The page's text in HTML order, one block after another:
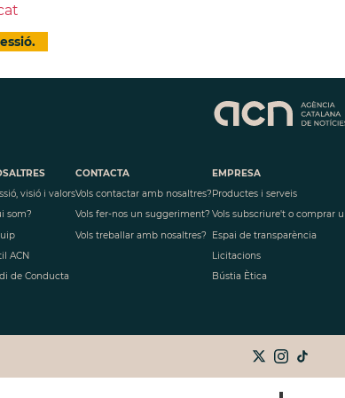
visió i valors
som?
ACN
de Conducta
CONTACTA
Vols contactar amb nosaltres?
Vols fer-nos un suggeriment?
Vols treballar amb nosaltres?
EMPRESA
Productes i serveis
Vols subscriure't o comprar
Espai de transparència
Licitacions
Bústia Ètica